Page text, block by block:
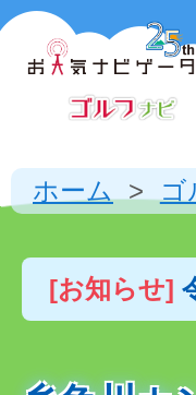
ホーム ゴ
[お知らせ]